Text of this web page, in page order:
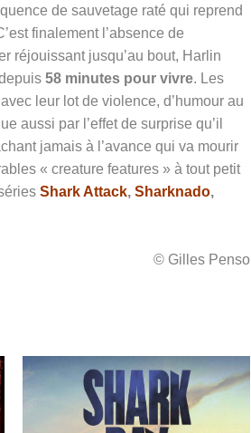
de sauvetage raté qui reprend
finalement l’absence de
réjouissant jusqu’au bout, Harlin
58 minutes pour vivre. Les
leur lot de violence, d’humour au
aussi par l’effet de surprise qu’il
jamais à l’avance qui va mourir
« creature features » à tout petit
Shark Attack, Sharknado,
© Gilles Penso